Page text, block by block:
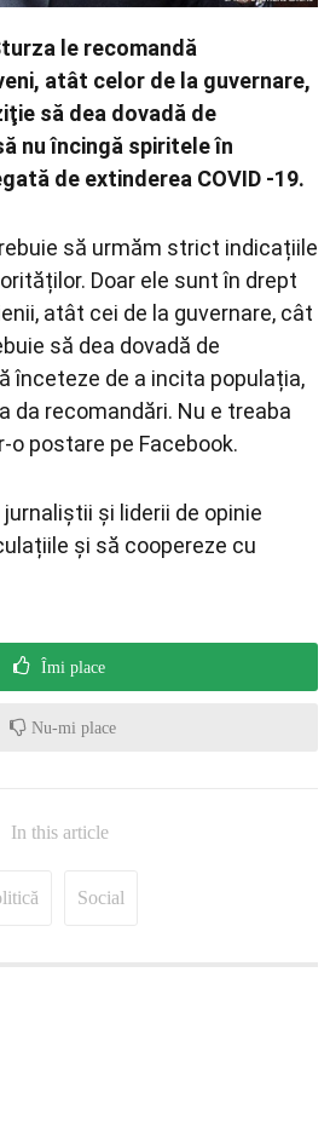
le recomandă
atât celor de la guvernare,
să dea dovadă de
nu încingă spiritele în
de extinderea COVID -19.
să urmăm strict indicațiile
Doar ele sunt în drept
atât cei de la guvernare, cât
să dea dovadă de
înceteze de a incita populația,
da recomandări. Nu e treaba
o postare pe Facebook.
și liderii de opinie
și să coopereze cu
Îmi place
Nu-mi place
In this article
Social